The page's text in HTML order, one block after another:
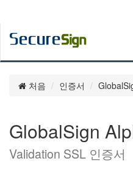
처음 인증서
GlobalSign
Validation SSL 인증서